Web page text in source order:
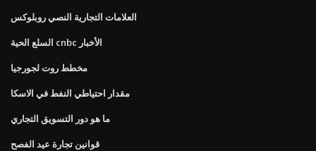
العلامات التجارية النصي روبلوكس
السلع الحية cnbc الأخبار
مخطط روت لجورجيا
مقدار احتياطي النفط في الاسكا
ما هو دور التسويق التجاري
قوانين تجارة عيد الفصح